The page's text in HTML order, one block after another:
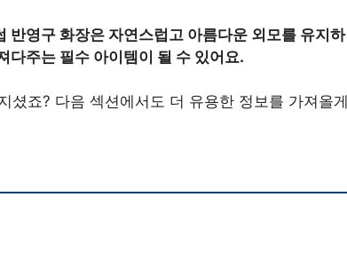
반영구 화장은 자연스럽고 아름다운 외모를 유지하
다주는 필수 아이템이 될 수 있어요.
셨죠? 다음 섹션에서도 더 유용한 정보를 가져올게